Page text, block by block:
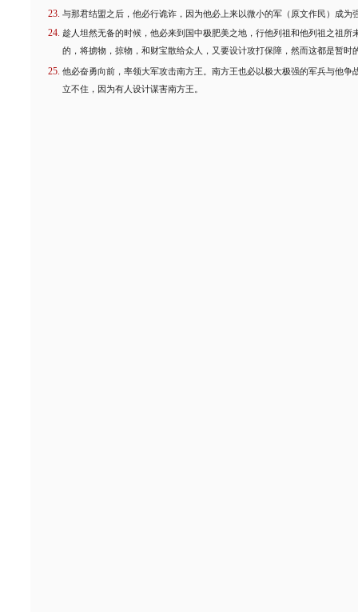
与那君结盟之后，他必行诡诈，因为他必上来以微小的军（原文作民）成为
趁人坦然无备的时候，他必来到国中极肥美之地，行他列祖和他列祖之祖所
的，将掳物，掠物，和财宝散给众人，又要设计攻打保障，然而这都是暂时
他必奋勇向前，率领大军攻击南方王。南方王也必以极大极强的军兵与他争
立不住，因为有人设计谋害南方王。